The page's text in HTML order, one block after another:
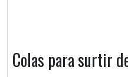
Colas para surtir